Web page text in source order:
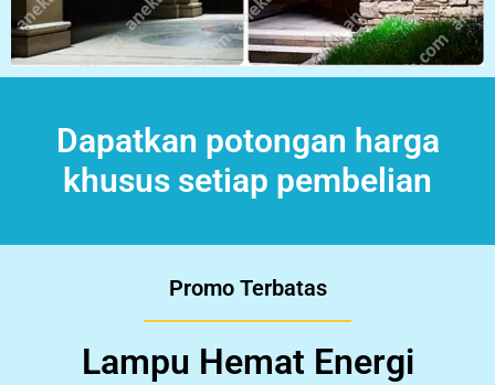
Dapatkan potongan harga
khusus setiap pembelian
Promo Terbatas
Lampu Hemat Energi